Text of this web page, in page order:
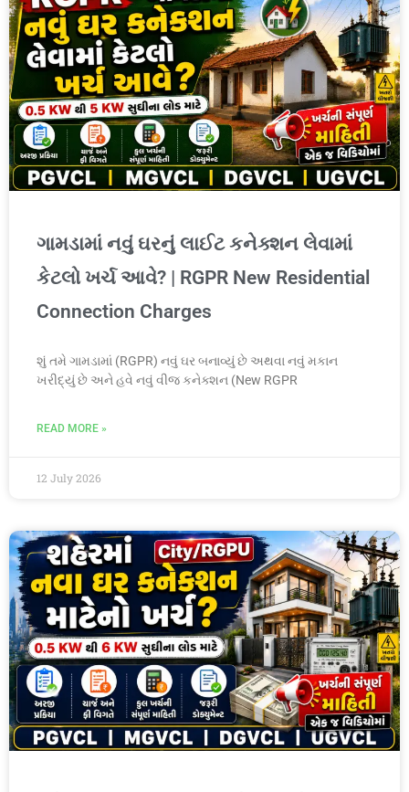
ગામડામાં નવું ઘરનું લાઈટ કનેક્શન લેવામાં
કેટલો ખર્ચ આવે? | RGPR New Residential
Connection Charges
શું તમે ગામડામાં (RGPR) નવું ઘર બનાવ્યું છે અથવા નવું મકાન
ખરીદ્યું છે અને હવે નવું વીજ કનેક્શન (New RGPR
READ MORE »
12 July 2026